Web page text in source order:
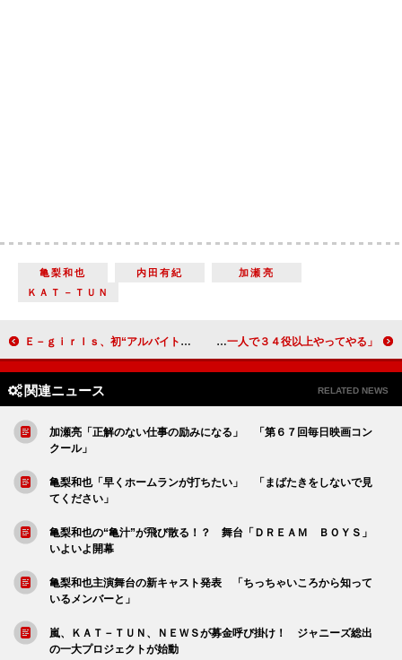
亀梨和也 内田有紀
加瀬亮
ＫＡＴ－ＴＵＮ
Ｅ－ｇｉｒｌｓ、初“アルバイト”に挑戦 原宿で“１日限定”のショップ店員に 関ジャニ村上信五、“亀梨超え”を宣言 「来年は一人で３４役以上やってやる」
関連ニュース RELATED NEWS
加瀬亮「正解のない仕事の励みになる」 「第６７回毎日映画コン
クール」
亀梨和也「早くホームランが打ちたい」 「まばたきをしないで見
てください」
亀梨和也の“亀汁”が飛び散る！？ 舞台「ＤＲＥＡＭ ＢＯＹＳ」
いよいよ開幕
亀梨和也主演舞台の新キャスト発表 「ちっちゃいころから知って
いるメンバーと」
嵐、ＫＡＴ－ＴＵＮ、ＮＥＷＳが募金呼び掛け！ ジャニーズ総出
の一大プロジェクトが始動